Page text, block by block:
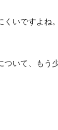
いですよね。
ついて、もう